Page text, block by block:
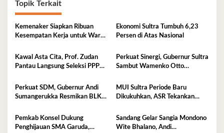
Topik Terkait
Kemenaker Siapkan Ribuan
Kesempatan Kerja untuk Warga
Ekonomi Sultra Tumbuh 6,23
Persen di Atas Nasional
Kawal Asta Cita, Prof. Zudan
Pantau Langsung Seleksi PPPK
Perkuat Sinergi, Gubernur Sultra
Sambut Wamenko Otto
Perkuat SDM, Gubernur Andi
Sumangerukka Resmikan BLK
MUI Sultra Periode Baru
Dikukuhkan, ASR Tekankan
Perkuat Persatuan
Pemkab Konsel Dukung
Penghijauan SMA Garuda,
Sandang Gelar Sangia Mondono
Wite Bhalano, Andi